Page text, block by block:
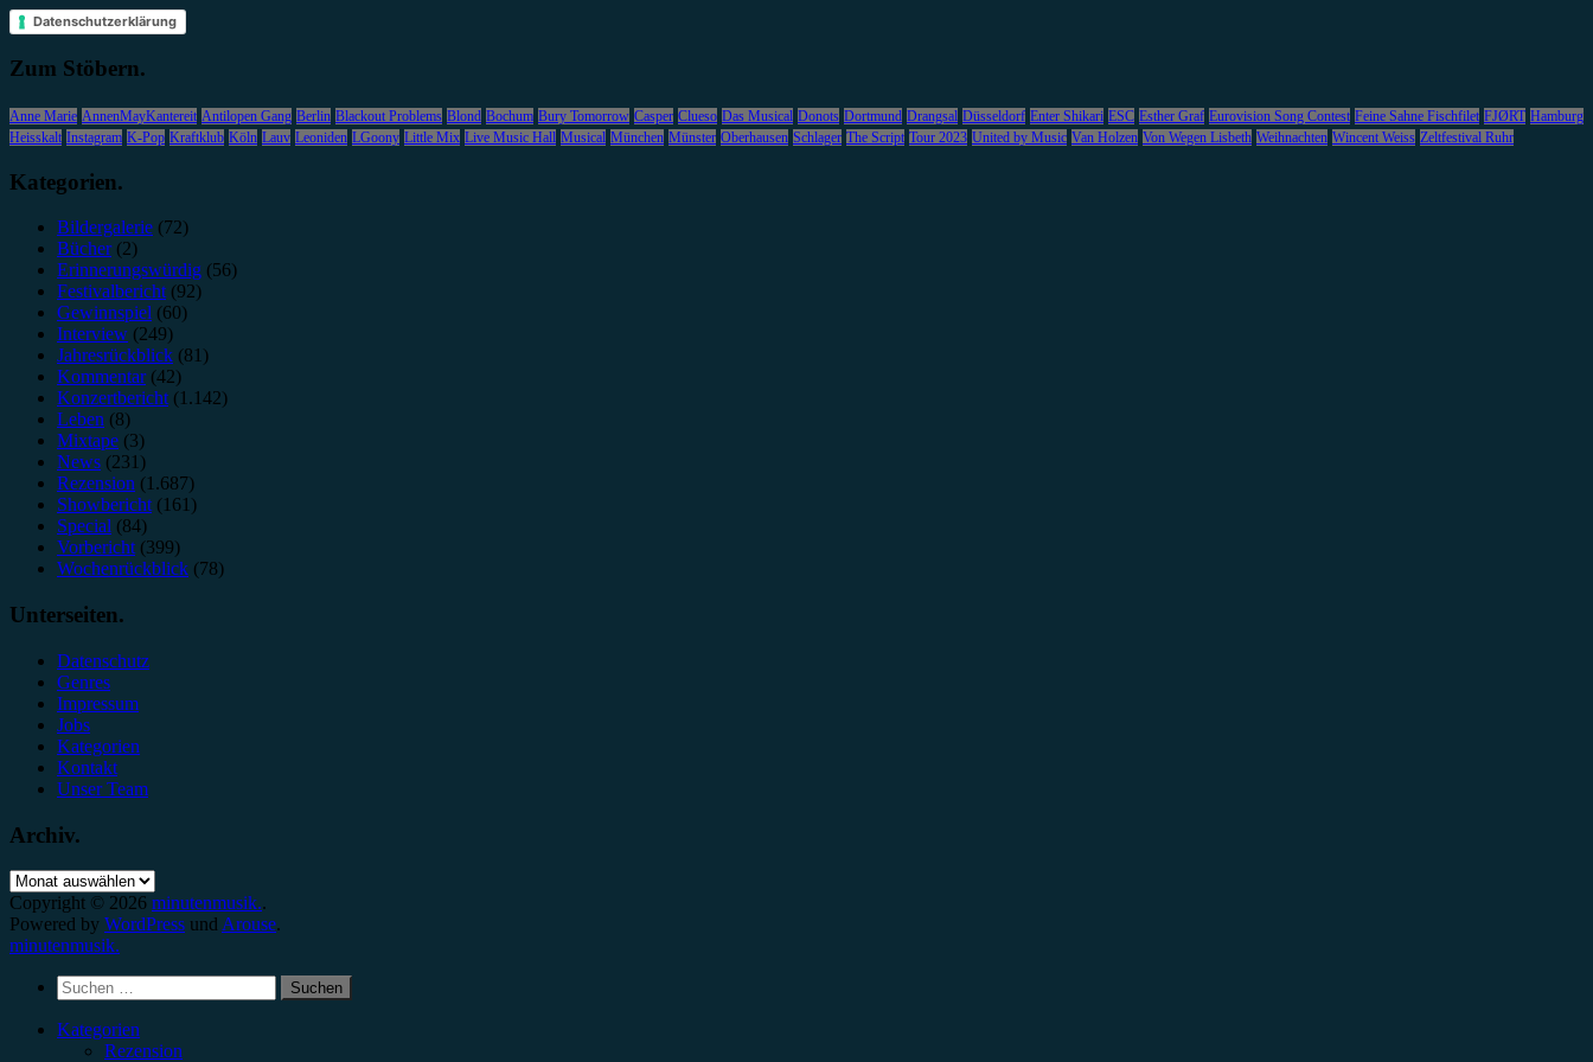
Datenschutzerklärung
Zum Stöbern.
Anne Marie AnnenMayKantereit Antilopen Gang Berlin Blackout Problems Blond Bochum Bury Tomorrow Casper Clueso Das Musical Donots Dortmund Drangsal Düsseldorf Enter Shikari ESC Esther Graf Eurovision Song Contest Feine Sahne Fischfilet FJØRT Hamburg
Heisskalt Instagram K-Pop Kraftklub Köln Lauv Leoniden LGoony Little Mix Live Music Hall Musical München Münster Oberhausen Schlager The Script Tour 2023 United by Music Van Holzen Von Wegen Lisbeth Weihnachten Wincent Weiss Zeltfestival Ruhr
Kategorien.
Bildergalerie (72)
Bücher(2)
Erinnerungswürdig (56)
Festivalbericht(92)
Gewinnspiel (60)
Interview (249)
Jahresrückblick (81)
Kommentar(42)
Konzertbericht(1.142)
Leben (8)
Mixtape (3)
News (231)
Rezension (1.687)
Showbericht(161)
Special (84)
Vorbericht(399)
Wochenrückblick (78)
Unterseiten.
Datenschutz
Genres
Impressum
Jobs
Kategorien
Kontakt
Unser Team
Archiv.
Archiv.
Copyright © 2026 minutenmusik..
Powered by WordPress und Arouse.
minutenmusik.
Suchen
nach:
Kategorien
Rezension